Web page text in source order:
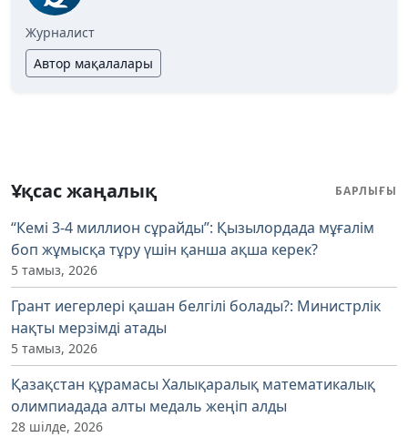
Журналист
Автор мақалалары
Ұқсас жаңалық БАРЛЫҒЫ
“Кемі 3-4 миллион сұрайды”: Қызылордада мұғалім
боп жұмысқа тұру үшін қанша ақша керек?
5 тамыз, 2026
Грант иегерлері қашан белгілі болады?: Министрлік
нақты мерзімді атады
5 тамыз, 2026
Қазақстан құрамасы Халықаралық математикалық
олимпиадада алты медаль жеңіп алды
28 шілде, 2026